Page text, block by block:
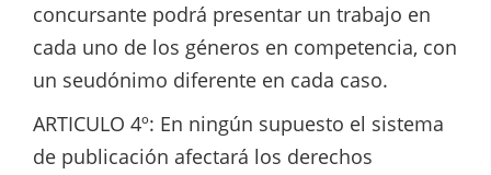
concursante podrá presentar un trabajo en
cada uno de los géneros en competencia, con
un seudónimo diferente en cada caso.
ARTICULO 4º: En ningún supuesto el sistema
de publicación afectará los derechos